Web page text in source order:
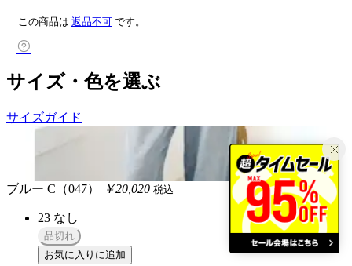
この商品は 返品不可 です。
サイズ・色を選ぶ
サイズガイド
ブルー C（047） ￥20,020 税込
23 なし
品切れ
お気に入りに追加